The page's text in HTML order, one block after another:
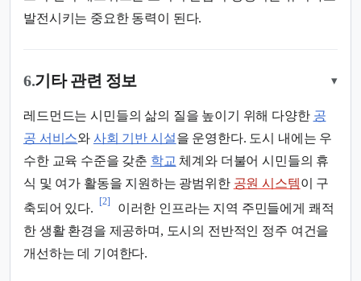
발전시키는 중요한 동력이 된다.
6.기타 관련 정보 ▾
레드먼드는 시민들의 삶의 질을 높이기 위해 다양한 공
공 서비스와 사회 기반 시설을 운영한다. 도시 내에는 우
수한 교육 수준을 갖춘 학교 체계와 더불어 시민들의 휴
식 및 여가 활동을 지원하는 광범위한 공원 시스템이 구
축되어 있다.
[2]
이러한 인프라는 지역 주민들에게 쾌적
한 생활 환경을 제공하며, 도시의 전반적인 정주 여건을
개선하는 데 기여한다.